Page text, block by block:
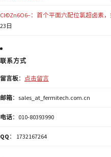
Cl©Zn6O6−：首个平面六配位氯超卤素
23日
联系方式
留言板： 点击留言
邮箱：sales_at_fermitech.com.cn
电话：010-80393990
QQ ： 1732167264